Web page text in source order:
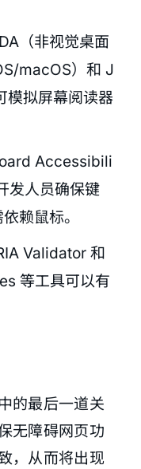
（非视觉桌面
macOS）和 J
模拟屏幕阅读器
Accessibili
发人员确保键
赖鼠标。
Validator 和
等工具可以有
的最后一道关
无障碍网页功
，从而将出现